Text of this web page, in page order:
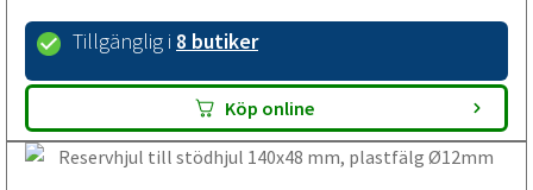
Tillgänglig i 8 butiker
Köp online